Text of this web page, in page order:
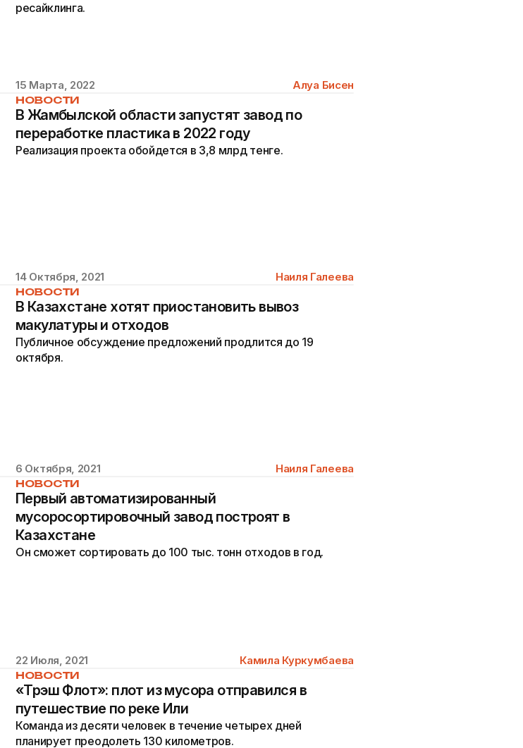
ресайклинга.
15 Марта, 2022 Алуа Бисен
НОВОСТИ
В Жамбылской области запустят завод по
переработке пластика в 2022 году
Реализация проекта обойдется в 3,8 млрд тенге.
14 Октября, 2021 Наиля Галеева
НОВОСТИ
В Казахстане хотят приостановить вывоз
макулатуры и отходов
Публичное обсуждение предложений продлится до 19
октября.
6 Октября, 2021 Наиля Галеева
НОВОСТИ
Первый автоматизированный
мусоросортировочный завод построят в
Казахстане
Он сможет сортировать до 100 тыс. тонн отходов в год.
22 Июля, 2021 Камила Куркумбаева
НОВОСТИ
«Трэш Флот»: плот из мусора отправился в
путешествие по реке Или
Команда из десяти человек в течение четырех дней
планирует преодолеть 130 километров.